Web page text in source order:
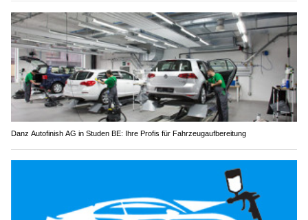
Danz Autofinish AG in Studen BE: Ihre Profis für Fahrzeugaufbereitung